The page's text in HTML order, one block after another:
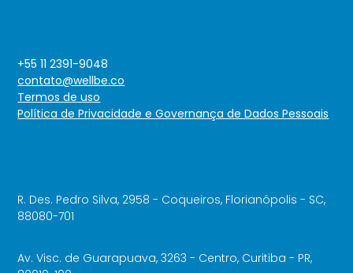
Termos de uso
Política de Privacidade e Governança de Dados Pessoais
+55 11 2391-9048
contato@wellbe.co
R. Des. Pedro Silva, 2958 - Coqueiros, Florianópolis - SC,
88080-701
Av. Visc. de Guarapuava, 3263 - Centro, Curitiba - PR,